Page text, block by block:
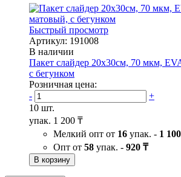
Быстрый просмотр
Артикул: 191008
В наличии
Пакет слайдер 20х30см, 70 мкм,
с бегунком
Розничная цена:
-
+
10 шт.
упак. 1 200 ₸
Мелкий опт от 16 упак. - 1
Опт от 58 упак. - 920 ₸
В корзину